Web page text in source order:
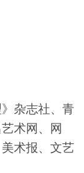
杂志社、青
术网、网
术报、文艺